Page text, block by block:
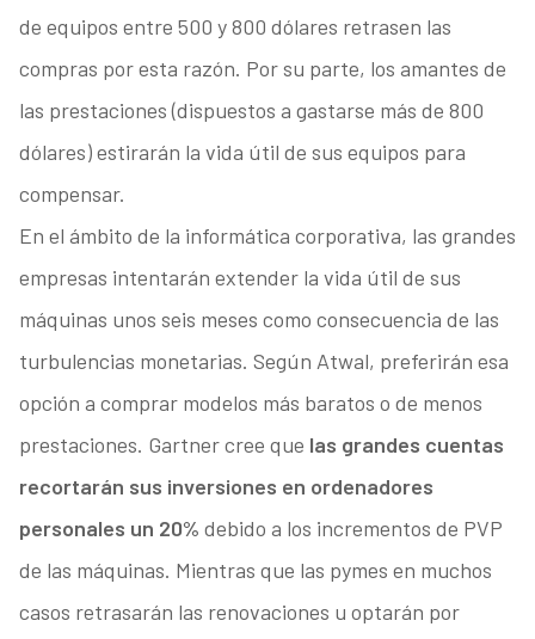
de equipos entre 500 y 800 dólares retrasen las
compras por esta razón. Por su parte, los amantes de
las prestaciones (dispuestos a gastarse más de 800
dólares) estirarán la vida útil de sus equipos para
compensar.
En el ámbito de la informática corporativa, las grandes
empresas intentarán extender la vida útil de sus
máquinas unos seis meses como consecuencia de las
turbulencias monetarias. Según Atwal, preferirán esa
opción a comprar modelos más baratos o de menos
prestaciones. Gartner cree que las grandes cuentas
recortarán sus inversiones en ordenadores
personales un 20% debido a los incrementos de PVP
de las máquinas. Mientras que las pymes en muchos
casos retrasarán las renovaciones u optarán por